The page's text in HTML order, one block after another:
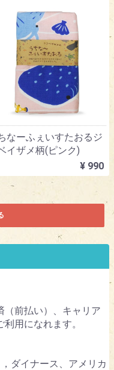
なーふぇいすたおるジ
イザメ柄(ピンク)
¥ 990
（前払い）、キャリア
用になれます。
ダイナース、アメリカ